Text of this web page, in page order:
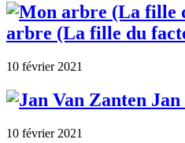
arbre (La fille du
10 février 2021
Jan
10 février 2021